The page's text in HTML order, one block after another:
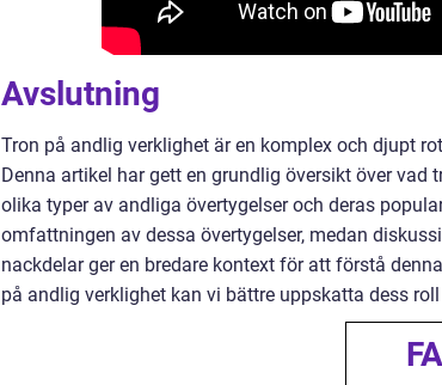
Avslutning
Tron på andlig verklighet är en komplex och djupt
Denna artikel har gett en grundlig översikt över
olika typer av andliga övertygelser och deras
omfattningen av dessa övertygelser, medan
nackdelar ger en bredare kontext för att förstå
på andlig verklighet kan vi bättre uppskatta dess